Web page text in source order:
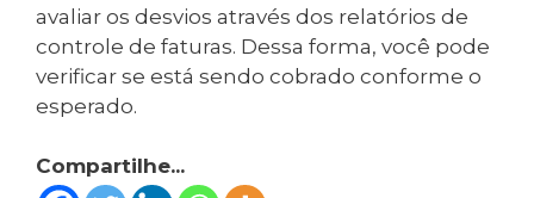
avaliar os desvios através dos relatórios de
controle de faturas. Dessa forma, você pode
verificar se está sendo cobrado conforme o
esperado.
Compartilhe...